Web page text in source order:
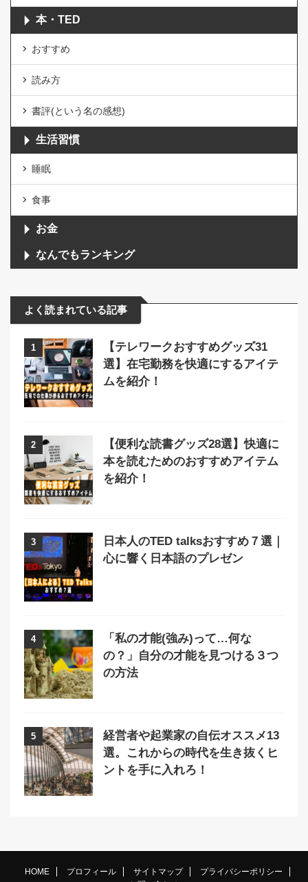
本・TED
おすすめ
読み方
書評(という名の感想)
生活習慣
睡眠
食事
お金
なんでもランキング
よく読まれている記事
1
【テレワークおすすめグッズ31
選】在宅勤務を快適にするアイテ
ムを紹介！
2
【便利な読書グッズ28選】快適に
本を読むためのおすすめアイテム
を紹介！
3
日本人のTED talksおすすめ７選｜
心に響く日本語のプレゼン
4
「私の才能(強み)って…何な
の？」自分の才能を見つける３つ
の方法
5
経営者や起業家の自伝オススメ13
選。これからの時代を生き抜くヒ
ントを手に入れろ！
HOME プロフィール サイトマップ
プライバシーポリシー